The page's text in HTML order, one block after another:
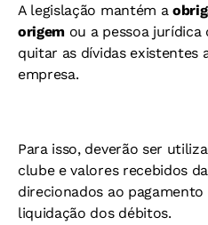
A legislação mantém a
origem ou a pessoa jurídica
quitar as dívidas existentes
empresa.
Para isso, deverão ser
clube e valores recebidos
direcionados ao
liquidação dos débitos.